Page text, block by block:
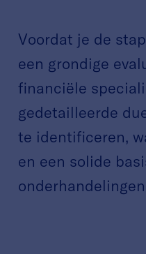
Voordat je de
een grondige
financiële
gedetailleerde
te identificeren,
en een solide